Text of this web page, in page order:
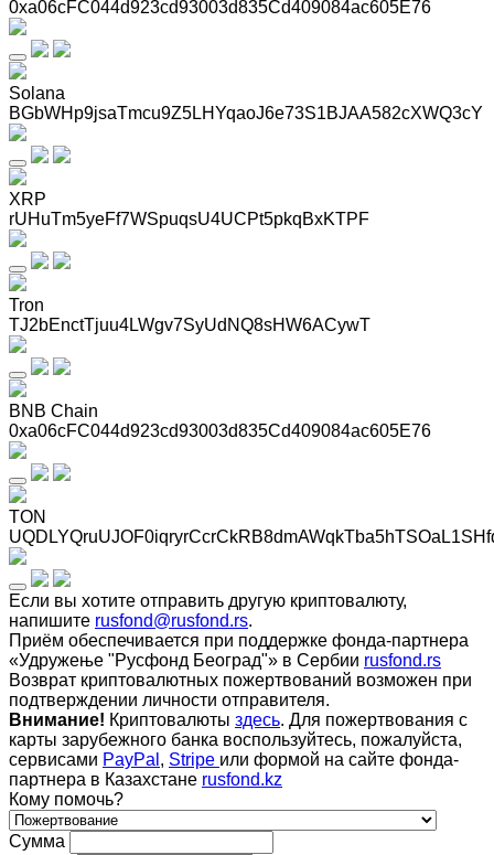
0xa06cFC044d923cd93003d835Cd409084ac605E76
Solana
BGbWHp9jsaTmcu9Z5LHYqaoJ6e73S1BJAA582cXWQ3cY
XRP
rUHuTm5yeFf7WSpuqsU4UCPt5pkqBxKTPF
Tron
TJ2bEnctTjuu4LWgv7SyUdNQ8sHW6ACywT
BNB Chain
0xa06cFC044d923cd93003d835Cd409084ac605E76
TON
Если вы хотите отправить другую криптовалюту,
напишите rusfond@rusfond.rs.
Приём обеспечивается при поддержке фонда-партнера
«Удружење "Русфонд Београд"» в Сербии rusfond.rs
Возврат криптовалютных пожертвований возможен при
подтверждении личности отправителя.
Внимание! Криптовалюты здесь. Для пожертвования с
карты зарубежного банка воспользуйтесь, пожалуйста,
сервисами PayPal , Stripe или формой на сайте фонда-
партнера в Казахстане rusfond.kz
Кому помочь?
Сумма